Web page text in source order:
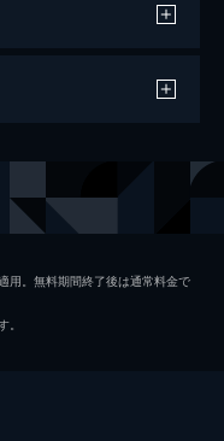
エマ・ストーン
用。無料期間終了後は通常料金で